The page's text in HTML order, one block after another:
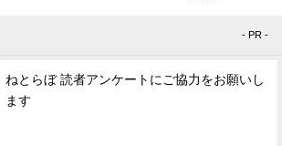
- PR -
ねとらぼ 読者アンケートにご協力をお願いし
ます